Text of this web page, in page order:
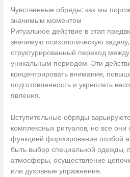
Чувственные обряды: как мы
значимым моментом
Ритуальное действие в этап
значимую психологическую
структурированный переход
уникальным периодом. Эти
концентрировать внимание,
подготовленность и укреплять
явления.
Вступительные обряды
комплексных ритуалов, но все
функцией формирования особой
быть выбор специальной одежды,
атмосферы, осуществление
или духовные упражнения.